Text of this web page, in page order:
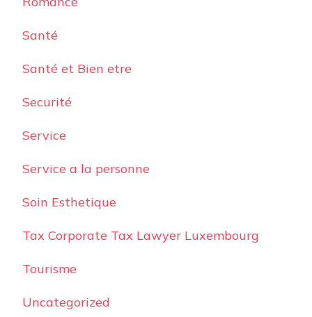
Santé
Santé et Bien etre
Securité
Service
Service a la personne
Soin Esthetique
Tax Corporate Tax Lawyer Luxembourg
Tourisme
Uncategorized